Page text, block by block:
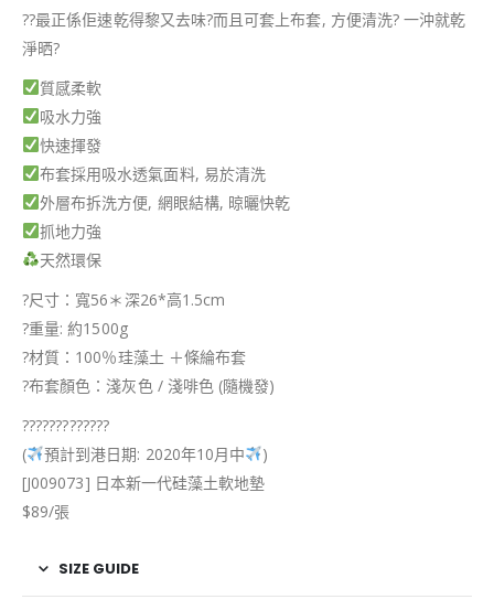
??最正係佢速乾得黎又去味?而且可套上布套, 方便清洗? 一沖就乾
淨晒?
質感柔軟
吸水力強
快速揮發
布套採用吸水透氣面料, 易於清洗
外層布拆洗方便, 網眼結構, 晾曬快乾
抓地力強
天然環保
?尺寸：寬56＊深26*高1.5cm
?重量: 約1500g
?材質：100％珪藻土 ＋條綸布套
?布套顏色：淺灰色 / 淺啡色 (隨機發)
?????????????
(
預計到港日期: 2020年10月中
)
[J009073] 日本新一代硅藻土軟地墊
$89/張
SIZE GUIDE